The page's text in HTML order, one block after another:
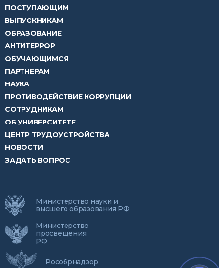
ПОСТУПАЮЩИМ
ВЫПУСКНИКАМ
ОБРАЗОВАНИЕ
АНТИТЕРРОР
ОБУЧАЮЩИМСЯ
ПАРТНЕРАМ
НАУКА
ПРОТИВОДЕЙСТВИЕ КОРРУПЦИИ
СОТРУДНИКАМ
ОБ УНИВЕРСИТЕТЕ
ЦЕНТР ТРУДОУСТРОЙСТВА
НОВОСТИ
ЗАДАТЬ ВОПРОС
Министерство науки и
высшего образования РФ
Министерство
просвещения
РФ
Рособрнадзор